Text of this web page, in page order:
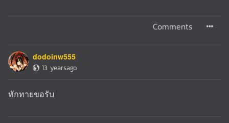
Comments
dodoinw555
13 yearsago
ทักทายขอรับ